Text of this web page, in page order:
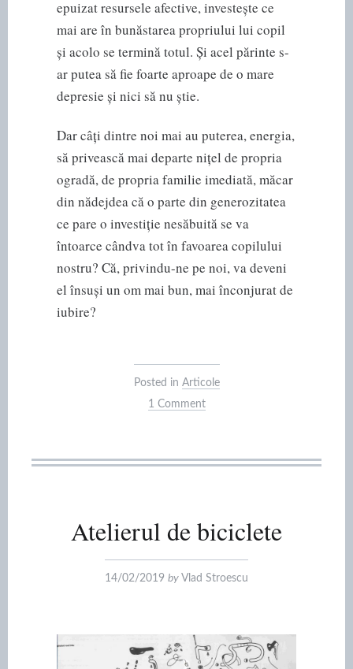
epuizat resursele afective, investește ce
mai are în bunăstarea propriului lui copil
și acolo se termină totul. Și acel părinte s-
ar putea să fie foarte aproape de o mare
depresie și nici să nu știe.
Dar câți dintre noi mai au puterea, energia,
să privească mai departe nițel de propria
ogradă, de propria familie imediată, măcar
din nădejdea că o parte din generozitatea
ce pare o investiție nesăbuită se va
întoarce cândva tot în favoarea copilului
nostru? Că, privindu-ne pe noi, va deveni
el însuși un om mai bun, mai înconjurat de
iubire?
Posted in Articole
1 Comment
Atelierul de biciclete
14/02/2019 by Vlad Stroescu